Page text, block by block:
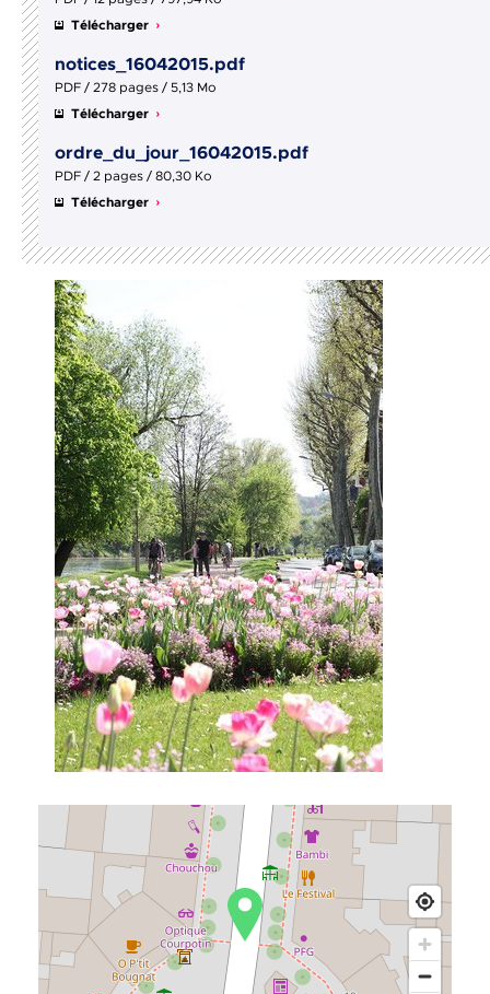
Télécharger
notices_16042015.pdf
PDF / 278 pages / 5,13 Mo
Télécharger
ordre_du_jour_16042015.pdf
PDF / 2 pages / 80,30 Ko
Télécharger